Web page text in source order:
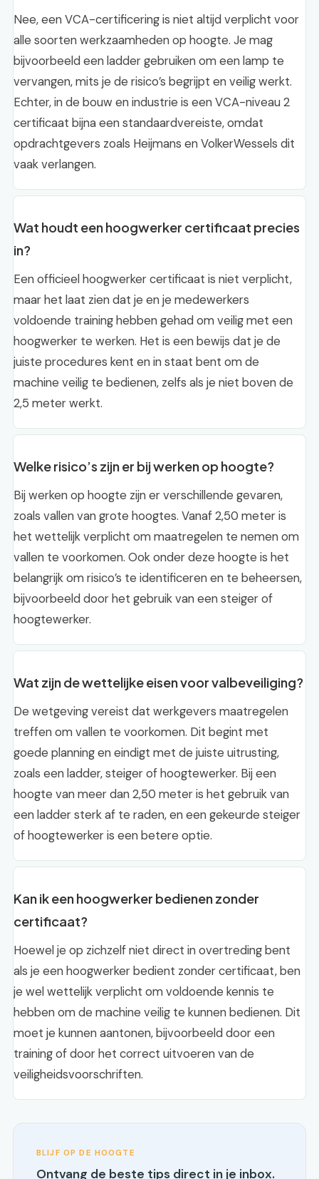
Nee, een VCA-certificering is niet altijd verplicht voor
alle soorten werkzaamheden op hoogte. Je mag
bijvoorbeeld een ladder gebruiken om een lamp te
vervangen, mits je de risico’s begrijpt en veilig werkt.
Echter, in de bouw en industrie is een VCA-niveau 2
certificaat bijna een standaardvereiste, omdat
opdrachtgevers zoals Heijmans en VolkerWessels dit
vaak verlangen.
Wat houdt een hoogwerker certificaat precies
in?
Een officieel hoogwerker certificaat is niet verplicht,
maar het laat zien dat je en je medewerkers
voldoende training hebben gehad om veilig met een
hoogwerker te werken. Het is een bewijs dat je de
juiste procedures kent en in staat bent om de
machine veilig te bedienen, zelfs als je niet boven de
2,5 meter werkt.
Welke risico’s zijn er bij werken op hoogte?
Bij werken op hoogte zijn er verschillende gevaren,
zoals vallen van grote hoogtes. Vanaf 2,50 meter is
het wettelijk verplicht om maatregelen te nemen om
vallen te voorkomen. Ook onder deze hoogte is het
belangrijk om risico’s te identificeren en te beheersen,
bijvoorbeeld door het gebruik van een steiger of
hoogtewerker.
Wat zijn de wettelijke eisen voor valbeveiliging?
De wetgeving vereist dat werkgevers maatregelen
treffen om vallen te voorkomen. Dit begint met
goede planning en eindigt met de juiste uitrusting,
zoals een ladder, steiger of hoogtewerker. Bij een
hoogte van meer dan 2,50 meter is het gebruik van
een ladder sterk af te raden, en een gekeurde steiger
of hoogtewerker is een betere optie.
Kan ik een hoogwerker bedienen zonder
certificaat?
Hoewel je op zichzelf niet direct in overtreding bent
als je een hoogwerker bedient zonder certificaat, ben
je wel wettelijk verplicht om voldoende kennis te
hebben om de machine veilig te kunnen bedienen. Dit
moet je kunnen aantonen, bijvoorbeeld door een
training of door het correct uitvoeren van de
veiligheidsvoorschriften.
BLIJF OP DE HOOGTE
Ontvang de beste tips direct in je inbox.